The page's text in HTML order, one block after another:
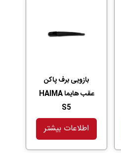
بازویی برف پاکن
عقب هایما HAIMA
S5
اطلاعات بیشتر